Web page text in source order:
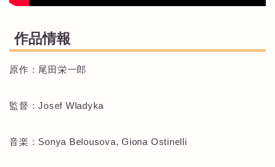
作品情報
原作：尾田栄一郎
監督：Josef Wladyka
音楽：Sonya Belousova, Giona Ostinelli